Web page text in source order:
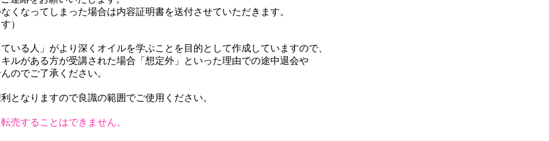
くなってしまった場合は内容証明書を送付させていただきます。
）
いる人」がより深くオイルを学ぶことを目的として作成していますので、
ルがある方が受講された場合「想定外」といった理由での途中退会や
のでご了承ください。
となりますので良識の範囲でご使用ください。
売することはできません。